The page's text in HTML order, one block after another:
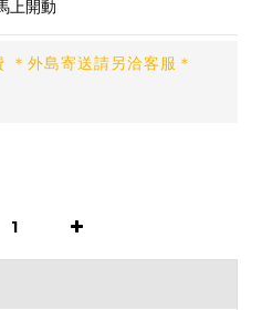
上開動
＊外島寄送請另洽客服＊